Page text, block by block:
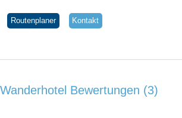
Routenplaner Kontakt
Wanderhotel Bewertungen 3